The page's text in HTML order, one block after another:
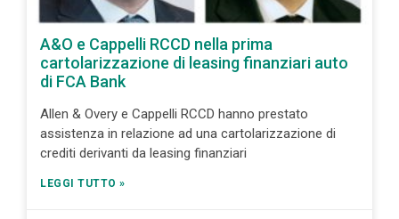
A&O e Cappelli RCCD nella prima
cartolarizzazione di leasing finanziari auto
di FCA Bank
Allen & Overy e Cappelli RCCD hanno prestato
assistenza in relazione ad una cartolarizzazione di
crediti derivanti da leasing finanziari
LEGGI TUTTO »